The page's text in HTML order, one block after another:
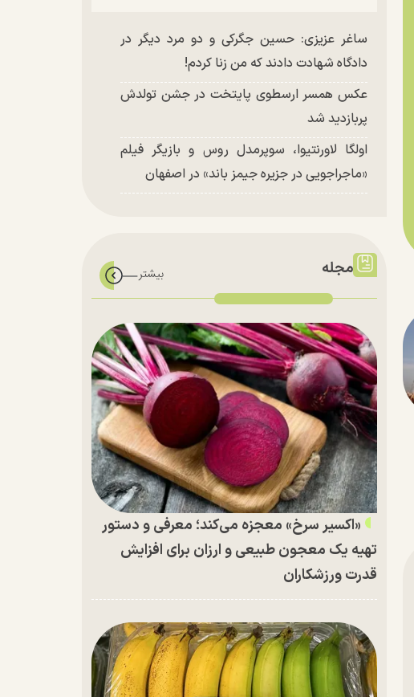
ساغر عزیزی: حسین جگرکی و دو مرد دیگر در
دادگاه شهادت دادند که من زنا کردم!
عکس همسر ارسطوی پایتخت در جشن تولدش
پربازدید شد
اولگا لاورنتیوا، سوپرمدل روس و بازیگر فیلم
«ماجراجویی در جزیره جیمز باند» در اصفهان
مجله
«اکسیر سرخ» معجزه می‌کند؛ معرفی و دستور
تهیه یک معجون طبیعی و ارزان برای افزایش
قدرت ورزشکاران